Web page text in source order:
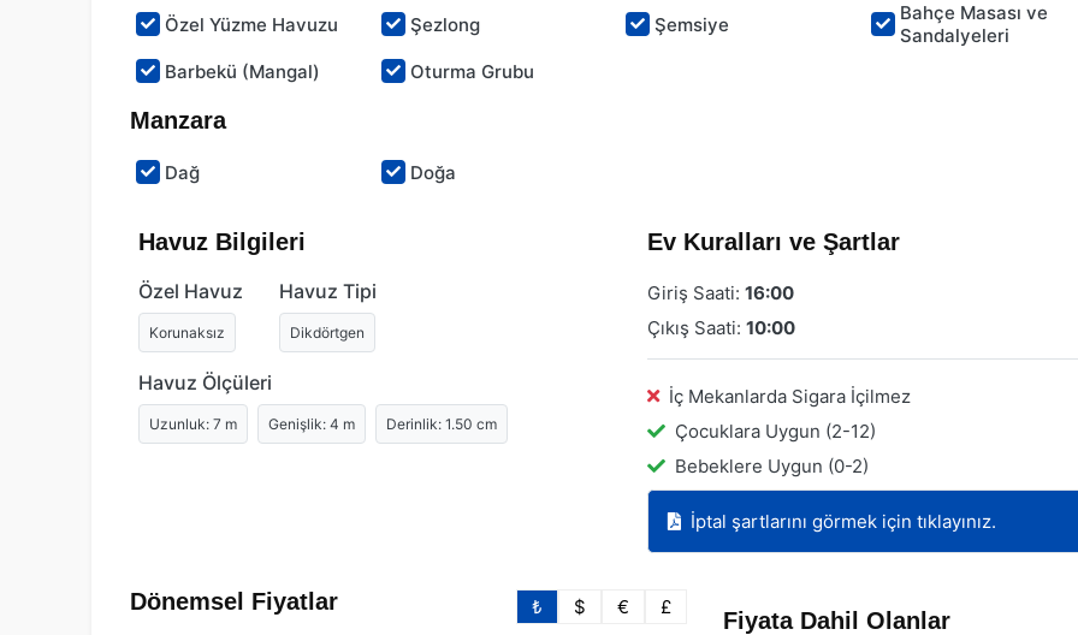
Özel Yüzme Havuzu Şezlong Şemsiye
Bahçe Masası ve
Sandalyeleri
Barbekü (Mangal)
Oturma Grubu
Manzara
Dağ Doğa
Havuz Bilgileri
Özel Havuz
Korunaksız
Havuz Tipi
Dikdörtgen
Havuz Ölçüleri
Uzunluk: 7 m Genişlik: 4 m Derinlik: 1.50 cm
Ev Kuralları ve Şartlar
Giriş Saati:16:00
Çıkış Saati:10:00
İç Mekanlarda Sigara İçilmez
Çocuklara Uygun (2-12)
Bebeklere Uygun (0-2)
İptal şartlarını görmek için tıklayınız.
Dönemsel Fiyatlar ₺ $ € £
Fiyata Dahil Olanlar